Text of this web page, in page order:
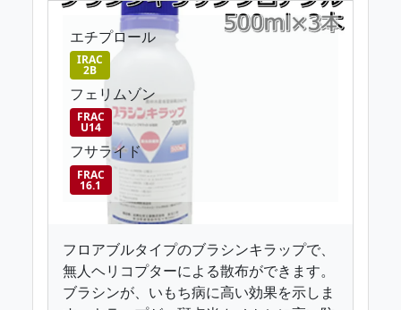
エチプロール
IRAC
2B
フェリムゾン
FRAC
U14
フサライド
FRAC
16.1
フロアブルタイプのブラシンキラップで、
無人ヘリコプターによる散布ができます。
ブラシンが、いもち病に高い効果を示しま